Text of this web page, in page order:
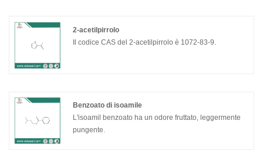
2-acetilpirrolo
Il codice CAS del 2-acetilpirrolo è 1072-83-9.
Benzoato di isoamile
L'isoamil benzoato ha un odore fruttato, leggermente
pungente.